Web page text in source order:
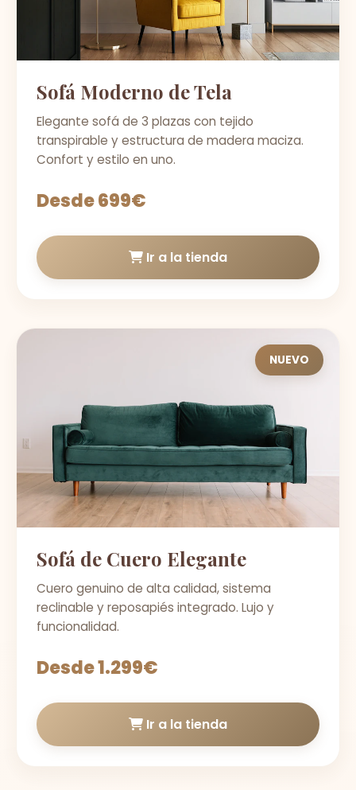
Sofá Moderno de Tela
Elegante sofá de 3 plazas con tejido
transpirable y estructura de madera maciza.
Confort y estilo en uno.
Desde 699€
Ir a la tienda
NUEVO
Sofá de Cuero Elegante
Cuero genuino de alta calidad, sistema
reclinable y reposapiés integrado. Lujo y
funcionalidad.
Desde 1.299€
Ir a la tienda